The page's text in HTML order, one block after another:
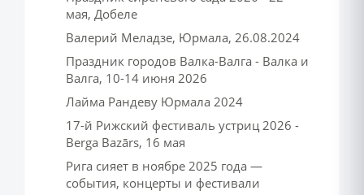
мая, Добеле
Валерий Меладзе, Юрмала, 26.08.2024
Праздник городов Валка-Валга - Валка и
Валга, 10-14 июня 2026
Лайма Рандеву Юрмала 2024
17-й Рижский фестиваль устриц 2026 -
Berga Bazārs, 16 мая
Рига сияет в ноябре 2025 года —
события, концерты и фестивали